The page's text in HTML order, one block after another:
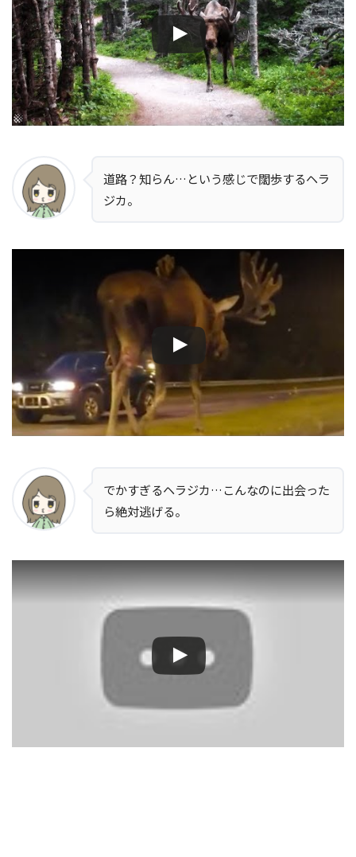
道路？知らん…という感じで闊歩するヘラ
ジカ。
でかすぎるヘラジカ…こんなのに出会った
ら絶対逃げる。